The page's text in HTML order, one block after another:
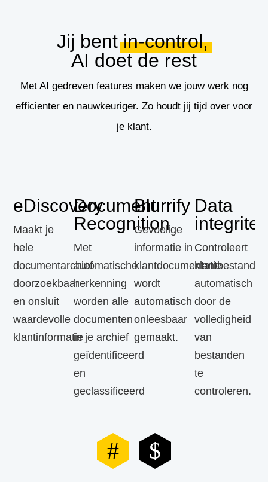
Jij bentin-control,
AI doet de rest
Met AI gedreven features maken we jouw werk nog
efficienter en nauwkeuriger. Zo houdt jij tijd over voor
je klant.
eDiscovery
Maakt je
hele
documentarchief
doorzoekbaar
en onsluit
waardevolle
klantinformatie
Document
Recognition
Met
automatische
herkenning
worden alle
documenten
in je archief
geïdentificeerd
en
geclassificeerd
Blurrify
Gevoelige
informatie in
klantdocumentatie
wordt
automatisch
onleesbaar
gemaakt.
Data
integriteit
Controleert
klantbestanden
automatisch
door de
volledigheid
van
bestanden
te
controleren.